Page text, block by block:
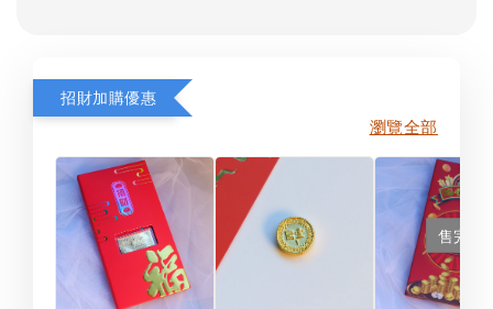
招財加購優惠
瀏覽全部
售完